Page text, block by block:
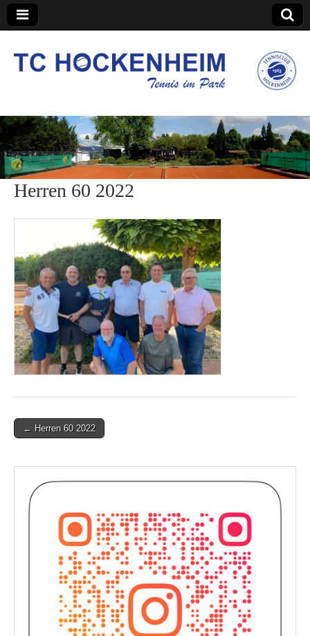
TC Hockenheim
Herren 60 2022
Post← Herren 60 2022